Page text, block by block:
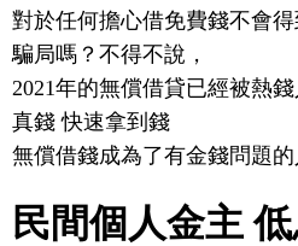
對於任何擔心借免費錢不會
騙局嗎？不得不說，
2021年的無償借貸已經被熱
真錢 快速拿到錢
無償借錢成為了有金錢問題的
民間個人金主